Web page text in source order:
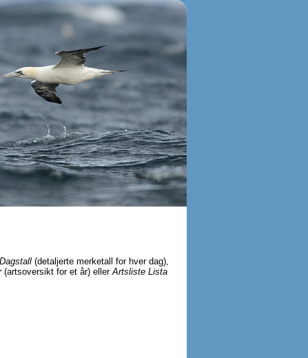
Dagstall (detaljerte merketall for hver dag),
(artsoversikt for et år) ellerArtsliste Lista